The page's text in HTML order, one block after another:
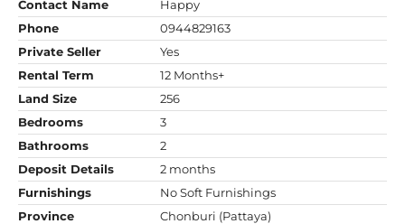
Contact Name
Happy
Phone
0944829163
Private Seller
Yes
Rental Term
12 Months+
Land Size
256
Bedrooms
3
Bathrooms
2
Deposit Details
2 months
Furnishings
No Soft Furnishings
Province
Chonburi (Pattaya)